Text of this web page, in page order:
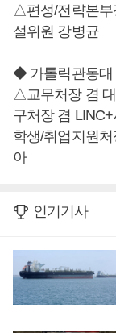
△편성/전략본
설위원 강병균
◆ 가톨릭관동대
△교무처장 겸
구처장 겸
학생/취업지원
아
인기기사